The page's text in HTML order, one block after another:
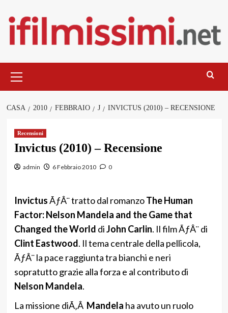
contenuto
principale
CASA 2010 FEBBRAIO J INVICTUS (2010) – RECENSIONE
Recensioni
Invictus (2010) – Recensione
admin 6 Febbraio 2010 0
InvictusÃƒÂ¨ tratto dal romanzoThe Human
Factor: Nelson Mandela and the Game that
Changed the World diJohn Carlin. Il film ÃƒÂ¨ di
Clint Eastwood. Il tema centrale della pellicola,
ÃƒÂ¨ la pace raggiunta tra bianchi e neri
sopratutto grazie alla forza e al contributo di
Nelson Mandela.
La missione diÃ‚Â Mandela ha avuto un ruolo